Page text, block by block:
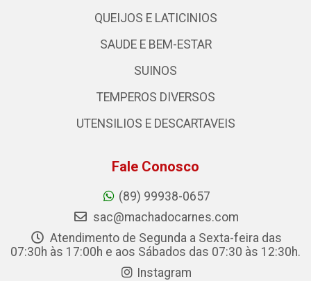
QUEIJOS E LATICINIOS
SAUDE E BEM-ESTAR
SUINOS
TEMPEROS DIVERSOS
UTENSILIOS E DESCARTAVEIS
Fale Conosco
(89) 99938-0657
sac@machadocarnes.com
Atendimento de Segunda a Sexta-feira das
07:30h às 17:00h e aos Sábados das 07:30 às 12:30h.
Instagram